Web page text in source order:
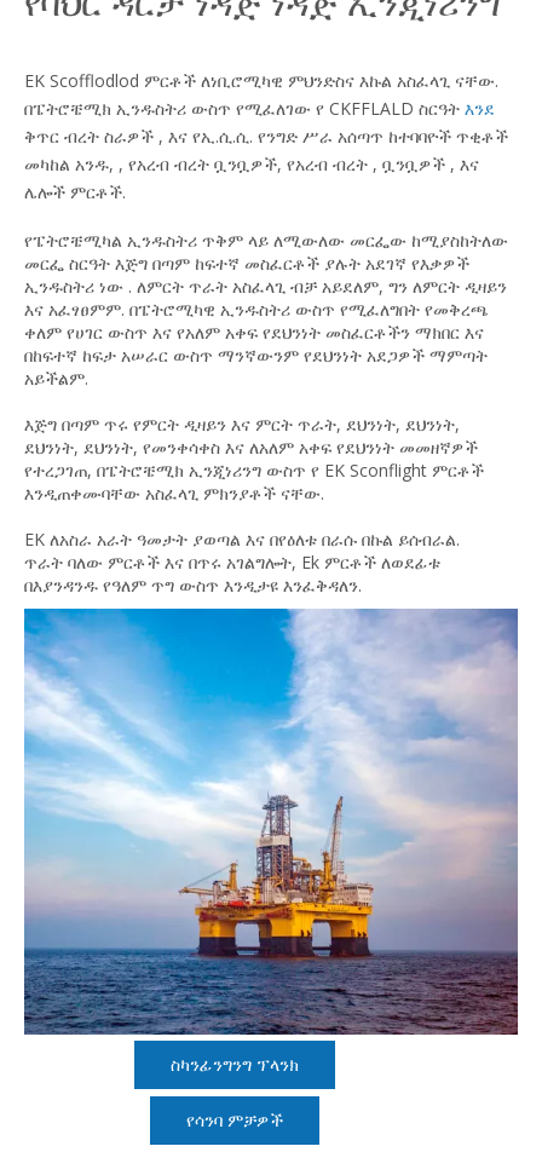
EK Scofflodlod ምርቶች ለነቢሮሚካዊ ምህንድስና እኩል አስፈላጊ ናቸው.
በፔትሮቼሚክ ኢንዱስትሪ ውስጥ የሚፈለገው የ CKFFLALD ስርዓት እንደ
ቅጥር ብረት ስራዎች , እና የኢ.ሲ.ሲ. የንግድ ሥራ አሰጣጥ ከተባባዮች ጥቂቶች
መካከል አንዱ, , የአረብ ብረት ቧንቧዎች, የአረብ ብረት , ቧንቧዎች , እና
ሌሎች ምርቶች.
የፔትሮቼሚካል ኢንዱስትሪ ጥቅም ላይ ለሚውለው መርፌው ከሚያስከትለው
መርፌ ስርዓት እጅግ በጣም ከፍተኛ መስፈርቶች ያሉት አደገኛ የእቃዎች
ኢንዱስትሪ ነው . ለምርት ጥራት አስፈላጊ ብቻ አይደለም, ግን ለምርት ዲዛይን
እና አፈፃፀምም. በፔትሮሚካዊ ኢንዱስትሪ ውስጥ የሚፈለግበት የመቅረጫ
ቀለም የሀገር ውስጥ እና የአለም አቀፍ የደህንነት መስፈርቶችን ማክበር እና
በከፍተኛ ከፍታ አሠራር ውስጥ ማንኛውንም የደህንነት አደጋዎች ማምጣት
አይችልም.
እጅግ በጣም ጥሩ የምርት ዲዛይን እና ምርት ጥራት, ደህንነት, ደህንነት,
ደህንነት, ደህንነት, የመንቀሳቀስ እና ለአለም አቀፍ የደህንነት መመዘኛዎች
የተረጋገጠ, በፔትሮቼሚክ ኢንጂነሪንግ ውስጥ የ EK Sconflight ምርቶች
እንዲጠቀሙባቸው አስፈላጊ ምክንያቶች ናቸው.
EK ለአስራ አራት ዓመታት ያወጣል እና በየዕለቱ በራሱ በኩል ይሰብራል.
ጥራት ባለው ምርቶች እና በጥሩ አገልግሎት, Ek ምርቶች ለወደፊቱ
በእያንዳንዱ የዓለም ጥግ ውስጥ እንዲታዩ እንፈቅዳለን.
ስካንፊንግንግ ፕላንክ
የሳንባ ምቻዎች